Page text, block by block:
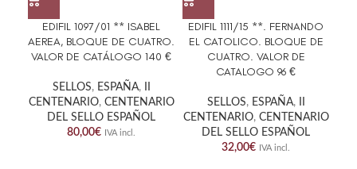
EDIFIL 1097/01 ** ISABEL
AEREA, BLOQUE DE CUATRO.
VALOR DE CATÁLOGO 140 €
SELLOS, ESPAÑA,
CENTENARIO, CENTENARIO
DEL SELLO ESPAÑOL
80,00€ IVA incl.
EDIFIL 1111/15 **. FERNANDO
EL CATOLICO. BLOQUE DE
CUATRO. VALOR DE
CATALOGO 96 €
SELLOS, ESPAÑA,
CENTENARIO, CENTENARIO
DEL SELLO ESPAÑOL
32,00€ IVA incl.